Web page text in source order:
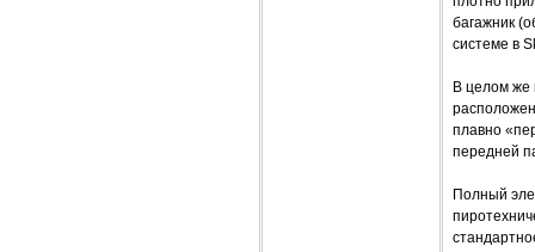
багажник
системе в
В целом же
плавно
передней
Полный